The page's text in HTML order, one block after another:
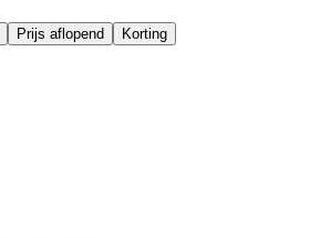
Prijs aflopend Korting